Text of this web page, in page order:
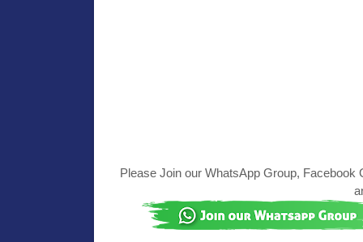
Please Join our WhatsApp Group, Facebook